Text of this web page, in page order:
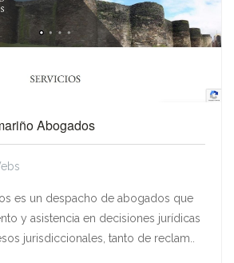
Abogados
es un despacho de abogados que
y asistencia en decisiones jurídicas
jurisdiccionales, tanto de reclam..